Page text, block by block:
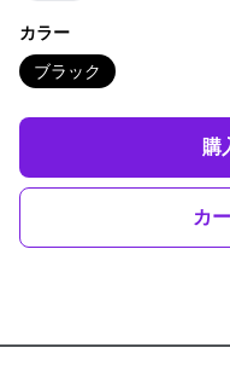
カラー
ブラック
購
カ